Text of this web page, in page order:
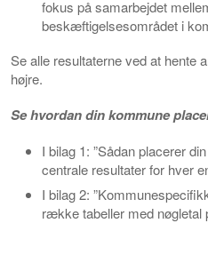
fokus på samarbejdet
beskæftigelsesområdet i
Se alle resultaterne ved at hente
højre.
Se hvordan din kommune
I bilag 1: ”Sådan placerer
centrale resultater for hver
I bilag 2:
række tabeller med nøgletal